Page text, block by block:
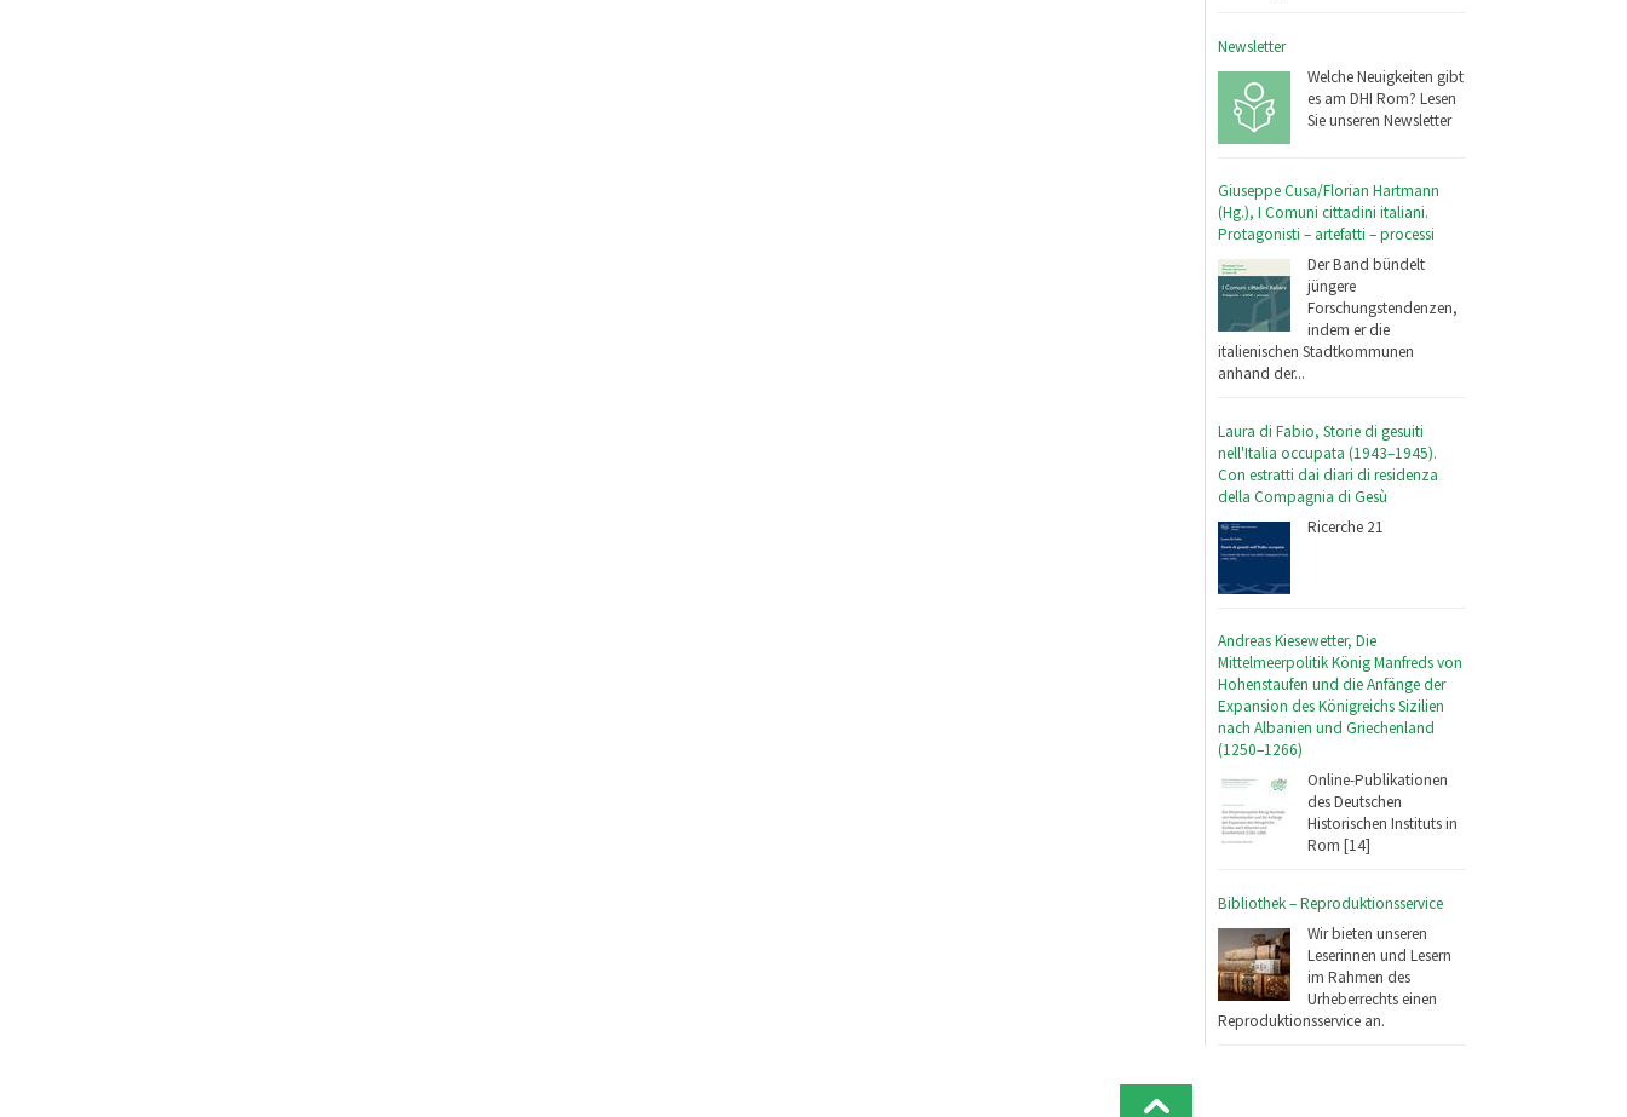
Newsletter
Welche Neuigkeiten gibt
es am DHI Rom? Lesen
Sie unseren Newsletter
Giuseppe Cusa/Florian Hartmann
(Hg.), I Comuni cittadini italiani.
Protagonisti – artefatti – processi
Der Band bündelt
jüngere
Forschungstendenzen,
indem er die
italienischen Stadtkommunen
anhand der...
Laura di Fabio, Storie di gesuiti
nell'Italia occupata (1943–1945).
Con estratti dai diari di residenza
della Compagnia di Gesù
Ricerche 21
Andreas Kiesewetter, Die
Mittelmeerpolitik König Manfreds von
Hohenstaufen und die Anfänge der
Expansion des Königreichs Sizilien
nach Albanien und Griechenland
(1250–1266)
Online-Publikationen
des Deutschen
Historischen Instituts in
Rom [14]
Bibliothek – Reproduktionsservice
Wir bieten unseren
Leserinnen und Lesern
im Rahmen des
Urheberrechts einen
Reproduktionsservice an.